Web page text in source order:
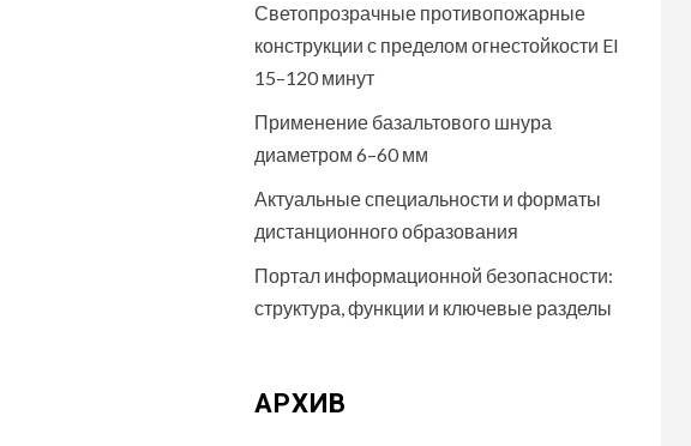
Светопрозрачные противопожарные
конструкции с пределом огнестойкости EI
15–120 минут
Применение базальтового шнура
диаметром 6–60 мм
Актуальные специальности и форматы
дистанционного образования
Портал информационной безопасности:
структура, функции и ключевые разделы
АРХИВ